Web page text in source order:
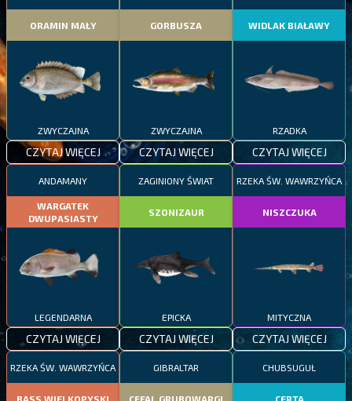
ORAMIN MAŁY
ZWYCZAJNA
CZYTAJ WIĘCEJ
GORBUSZA
ZWYCZAJNA
CZYTAJ WIĘCEJ
WIDLAK BIAŁAWY
RZADKA
CZYTAJ WIĘCEJ
ANDAMANY
WARGATEK
DWUPASIASTY
LEGENDARNA
CZYTAJ WIĘCEJ
ZAGINIONY ŚWIAT
SZONIZAUR
EPICKA
CZYTAJ WIĘCEJ
RZEKA ŚW. WAWRZYŃCA
NISZCZUKA
MITYCZNA
CZYTAJ WIĘCEJ
RZEKA ŚW. WAWRZYŃCA
BASS WIELKOPYSKI
GIBRALTAR
CEFAL GRUBOWARGI
CHUBSUGUŁ
CERTA